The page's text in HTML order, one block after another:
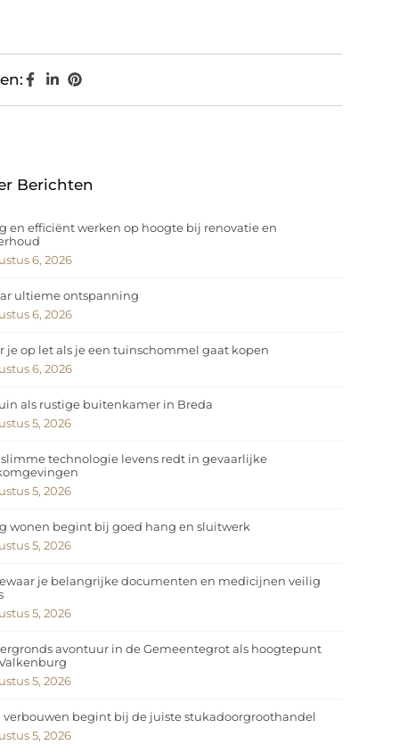
Berichten
en efficiënt werken op hoogte bij renovatie en
6, 2026
ultieme ontspanning
6, 2026
je op let als je een tuinschommel gaat kopen
6, 2026
als rustige buitenkamer in Breda
5, 2026
slimme technologie levens redt in gevaarlijke
5, 2026
wonen begint bij goed hang en sluitwerk
5, 2026
je belangrijke documenten en medicijnen veilig
5, 2026
avontuur in de Gemeentegrot als hoogtepunt
5, 2026
verbouwen begint bij de juiste stukadoorgroothandel
5, 2026